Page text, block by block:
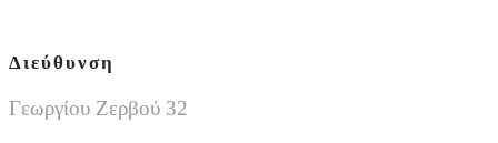
Διεύθυνση
Γεωργίου Ζερβού 32